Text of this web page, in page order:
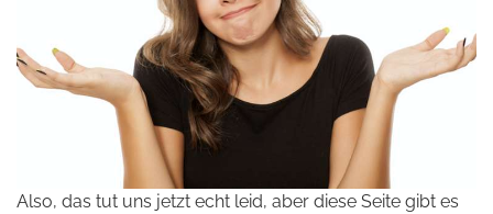
Also, das tut uns jetzt echt leid, aber diese Seite gibt es